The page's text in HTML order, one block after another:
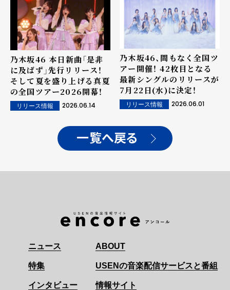
乃木坂46 本日新曲「是非
に及ばず」先行リリース！
そして夏を盛り上げる真夏
の全国ツアー2026開幕！
リリース情報 2026.06.14
乃木坂46、間もなく全国ツ
アー開催！ 42枚目となる
最新シングルのリリースが
7月22日(水)に決定！
リリース情報 2026.06.01
一覧へ戻る
ニュース
特集
インタビュー
ABOUT
USENの音楽配信サービスと番組
情報サイト